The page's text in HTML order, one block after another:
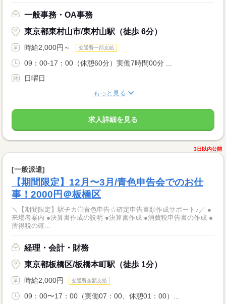
一般事務・OA事務
東京都東村山市/東村山駅（徒歩 6分）
時給2,000円～ 交通費一部支給
09：00-17：00（休憩60分）実働7時間00分 ...
日曜日
もっと見る
求人詳細を見る
3日以内公開
[一般派遣]
【期間限定】12月〜3月/青色申告会でのお仕
事！2000円＠板橋区
＼【期間限定】駅チカ◎青色申告☆確定申告書類作成サポート♪／ ●
来場者案内 ●決算書作成の説明 ●決算書作成 ●消費税申告書の作成 ●
所得税の確...
経理・会計・財務
東京都板橋区/板橋本町駅（徒歩 1分）
時給2,000円 交通費全額支給
09：00〜17：00（実働07：00、休憩01：00）...